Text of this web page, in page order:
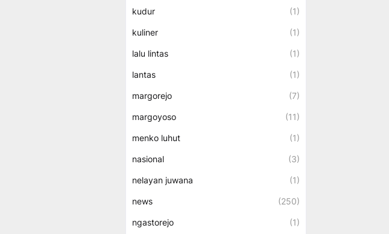
kudur (1)
kuliner (1)
lalu lintas (1)
lantas (1)
margorejo (7)
margoyoso (11)
menko luhut (1)
nasional (3)
nelayan juwana (1)
news (250)
ngastorejo (1)